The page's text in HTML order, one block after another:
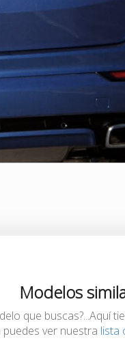
Modelos
que buscas?...Aquí
ver nuestra lista